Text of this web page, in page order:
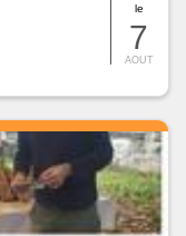
le
7
AOUT